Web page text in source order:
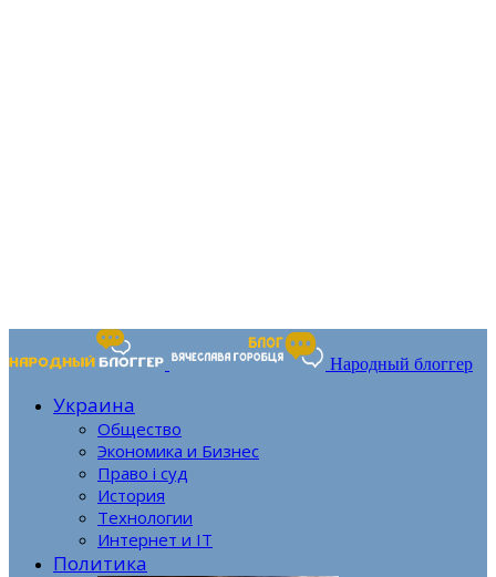
Народный блоггер
Украина
Общество
Экономика и Бизнес
Право і суд
История
Технологии
Интернет и IT
Политика